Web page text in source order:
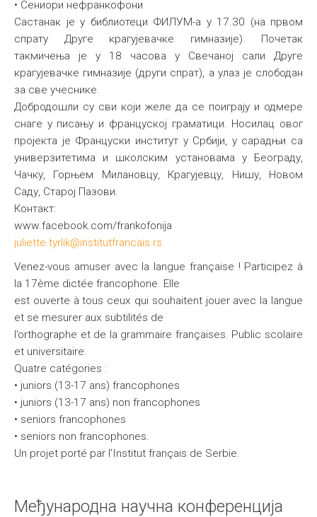
• Сениори нефранкофони
Састанак је у библиотеци ФИЛУМ-а у 17.30 (на првом
спрату Друге крагујевачке гимназије). Почетак
такмичења је у 18 часова у Свечаној сали Друге
крагујевачке гимназије (други спрат), а улаз је слободан
за све учеснике.
Добродошли су сви који желе да се поиграју и одмере
снаге у писању и француској граматици. Носилац овог
пројекта је Француски институт у Србији, у сарадњи са
универзитетима и школским установама у Београду,
Чачку, Горњем Милановцу, Крагујевцу, Нишу, Новом
Саду, Старој Пазови.
Контакт:
www.facebook.com/frankofonija
juliette.tyrlik@institutfrancais.rs
Venez-vous amuser avec la langue française ! Participez à
la 17ème dictée francophone. Elle
est ouverte à tous ceux qui souhaitent jouer avec la langue
et se mesurer aux subtilités de
l’orthographe et de la grammaire françaises. Public scolaire
et universitaire.
Quatre catégories :
• juniors (13-17 ans) francophones
• juniors (13-17 ans) non francophones
• seniors francophones
• seniors non francophones.
Un projet porté par l’Institut français de Serbie.
Међународна научна конференција